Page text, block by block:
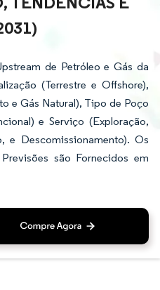
de Petróleo e Gás da
(Terrestre e Offshore),
e Gás Natural), Tipo de Poço
e Serviço (Exploração,
e Descomissionamento). Os
são Fornecidos em